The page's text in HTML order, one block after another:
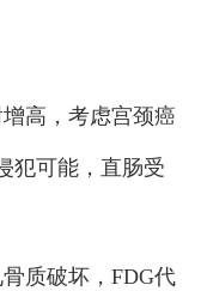
高，考虑宫颈癌
犯可能，直肠受
质破坏，FDG代